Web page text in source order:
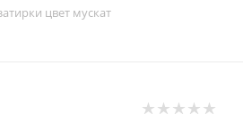
цвет мускат